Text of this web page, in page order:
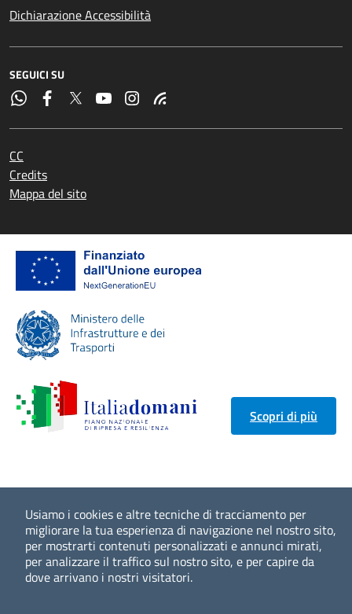
Usiamo i cookies e altre tecniche di tracciamento per
migliorare la tua esperienza di navigazione nel nostro sito,
per mostrarti contenuti personalizzati e annunci mirati,
per analizzare il traffico sul nostro sito, e per capire da
dove arrivano i nostri visitatori.
Dichiarazione Accessibilità
SEGUICI SU
CC
Credits
Mappa del sito
Scopri di più